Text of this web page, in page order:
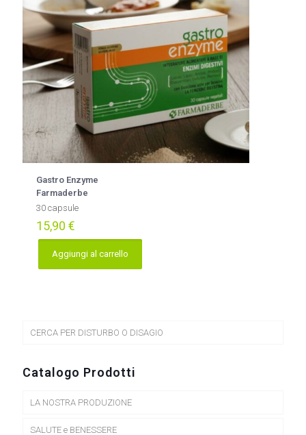
Gastro Enzyme
Farmaderbe
30 capsule
15,90 €
Aggiungi al carrello
CERCA PER DISTURBO O DISAGIO
Catalogo Prodotti
LA NOSTRA PRODUZIONE
SALUTE e BENESSERE